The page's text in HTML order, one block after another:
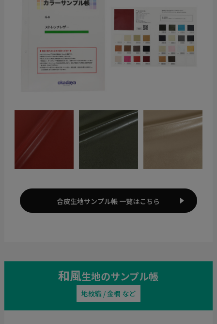
合皮生地サンプル帳 一覧はこちら
和風生地のサンプル帳
地紋織 / 金欄 など